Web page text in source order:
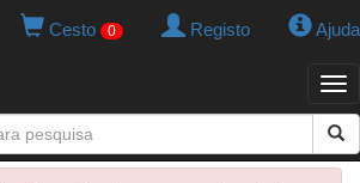
Cesto 0 Registo Ajuda